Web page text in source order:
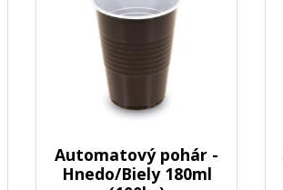
Automatový pohár -
Hnedo/Biely 180ml